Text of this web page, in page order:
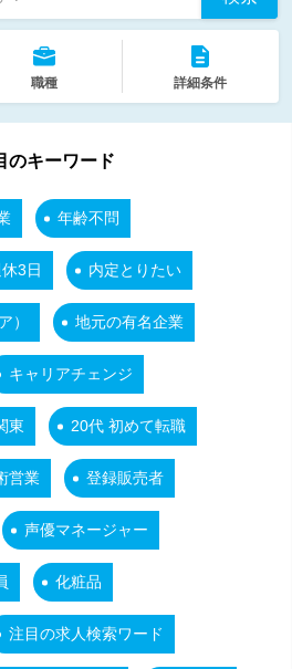
職種 詳細条件
のキーワード
年齢不問
3日 内定とりたい
） 地元の有名企業
キャリアチェンジ
東 20代 初めて転職
営業 登録販売者
声優マネージャー
化粧品
注目の求人検索ワード